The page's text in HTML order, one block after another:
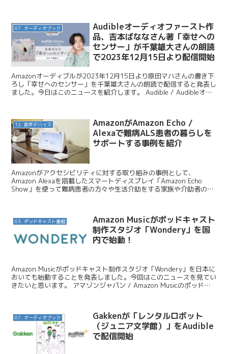
07. オーディオブック
Audibleオーディオファースト作
品、吉本ばななさん著「幸せへの
センサー」が千葉雄大さんの朗読
で2023年12月15日より配信開始
Amazonオーディブルが2023年12月15日より原田マハさんの書き下
ろし「幸せへのセンサー」を千葉雄大さんの朗読で配信すると発表し
ました。今日はこのニュースを紹介します。 Audible / Audibleオリ
12. 音声デバイス
AmazonがAmazon Echo /
Alexaで難病ALS患者の暮らしを
サポートする事例を紹介
Amazonがアクセシビリティに対する取り組みの事例として、
Amazon Alexaを搭載したスマートディスプレイ「Amazon Echo
Show」を使って難病患者の方々や生活介助をする家族や介助者の活
03. ポッドキャスト番組
Amazon Musicがポッドキャスト
制作スタジオ「Wondery」を国
内で始動！
Amazon Musicがポッドキャスト制作スタジオ「Wondery」を日本に
おいても始動することを発表しました。今回はこのニュースを見てい
きたいと思います。 アマゾンジャパン / Amazon Musicのポッドキ
07. オーディオブック
Gakkenが「レンタルロボット
（ジュニア文学館）」をAudible
で配信開始